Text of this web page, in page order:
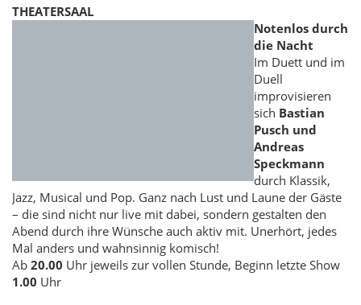
THEATERSAAL
Notenlos durch
die Nacht
Im Duett und im
Duell
improvisieren
sich Bastian
Pusch und
Andreas
Speckmann
durch Klassik,
Jazz, Musical und Pop. Ganz nach Lust und Laune der Gäste
– die sind nicht nur live mit dabei, sondern gestalten den
Abend durch ihre Wünsche auch aktiv mit. Unerhört, jedes
Mal anders und wahnsinnig komisch!
Ab 20.00 Uhr jeweils zur vollen Stunde, Beginn letzte Show
1.00 Uhr